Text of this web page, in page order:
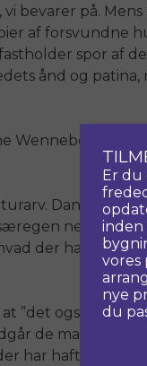
bevarer på.
af forsvundne
spor af
ånd og patina,
Wenneberg, der
Danmark
netop for
der har
”det også er
de mange
har haft meget
Er du
inden
vores
nye
du